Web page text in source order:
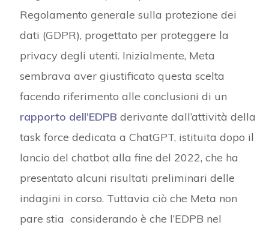
Regolamento generale sulla protezione dei
dati (GDPR), progettato per proteggere la
privacy degli utenti. Inizialmente, Meta
sembrava aver giustificato questa scelta
facendo riferimento alle conclusioni di un
rapporto dell’EDPB derivante dall’attività della
task force dedicata a ChatGPT, istituita dopo il
lancio del chatbot alla fine del 2022, che ha
presentato alcuni risultati preliminari delle
indagini in corso. Tuttavia ciò che Meta non
pare stia considerando è che l’EDPB nel